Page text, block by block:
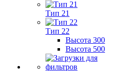
Тип 21
Тип 22
Высота 300
Высота 500